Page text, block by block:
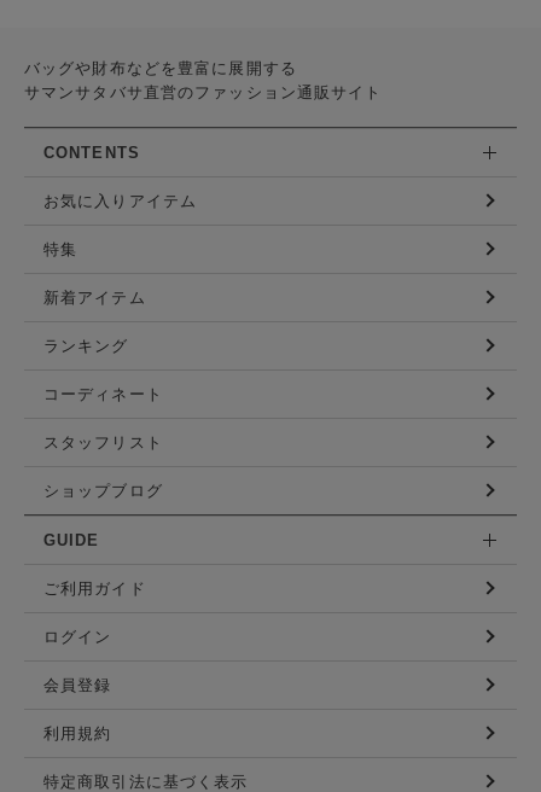
バッグや財布などを豊富に展開する
サマンサタバサ直営のファッション通販サイト
CONTENTS
お気に入りアイテム
特集
新着アイテム
ランキング
コーディネート
スタッフリスト
ショップブログ
GUIDE
ご利用ガイド
ログイン
会員登録
利用規約
特定商取引法に基づく表示